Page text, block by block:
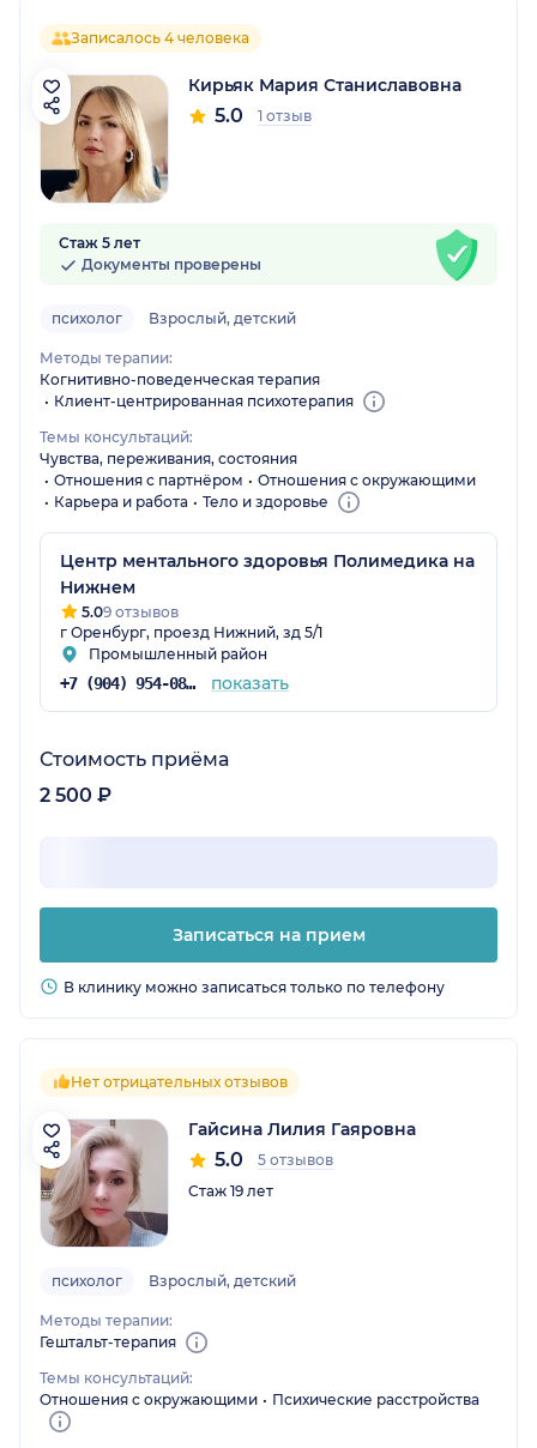
Записалось 4 человека
Кирьяк Мария Станиславовна
5.0 1 отзыв
Стаж 5 лет
Документы проверены
психолог Взрослый, детский
Методы терапии:
Когнитивно-поведенческая терапия
Клиент-центрированная психотерапия
Темы консультаций:
Чувства, переживания, состояния
Отношения с партнёром
Отношения с окружающими
Карьера и работа
Тело и здоровье
Центр ментального здоровья Полимедика на
Нижнем
5.09 отзывов
г Оренбург, проезд Нижний, зд 5/1
Промышленный район
+7 (904) 954-08-36 показать
Стоимость приёма
2 500 ₽
Записаться на прием
В клинику можно записаться только по телефону
Нет отрицательных отзывов
Гайсина Лилия Гаяровна
5.0
5 отзывов
Стаж 19 лет
психолог Взрослый, детский
Методы терапии:
Гештальт-терапия
Темы консультаций:
Отношения с окружающими
Психические расстройства